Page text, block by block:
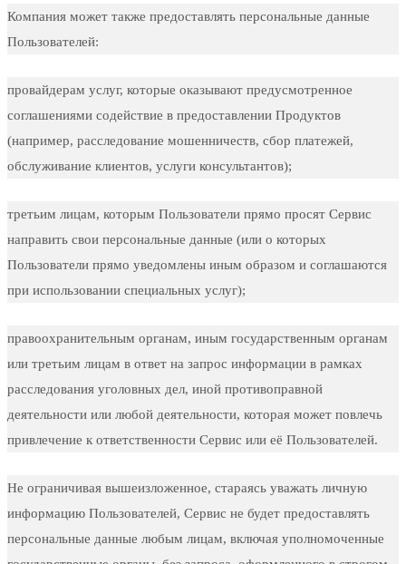
Компания может также предоставлять персональные данные
Пользователей:
провайдерам услуг, которые оказывают предусмотренное
соглашениями содействие в предоставлении Продуктов
(например, расследование мошенничеств, сбор платежей,
обслуживание клиентов, услуги консультантов);
третьим лицам, которым Пользователи прямо просят Сервис
направить свои персональные данные (или о которых
Пользователи прямо уведомлены иным образом и соглашаются
при использовании специальных услуг);
правоохранительным органам, иным государственным органам
или третьим лицам в ответ на запрос информации в рамках
расследования уголовных дел, иной противоправной
деятельности или любой деятельности, которая может повлечь
привлечение к ответственности Сервис или её Пользователей.
Не ограничивая вышеизложенное, стараясь уважать личную
информацию Пользователей, Сервис не будет предоставлять
персональные данные любым лицам, включая уполномоченные